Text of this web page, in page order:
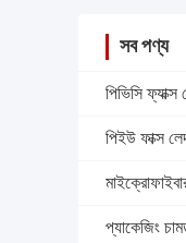
সব পণ্য
পিভিসি ফ্যাক্স
পিইউ ফাক্স
প্যাকেজিং